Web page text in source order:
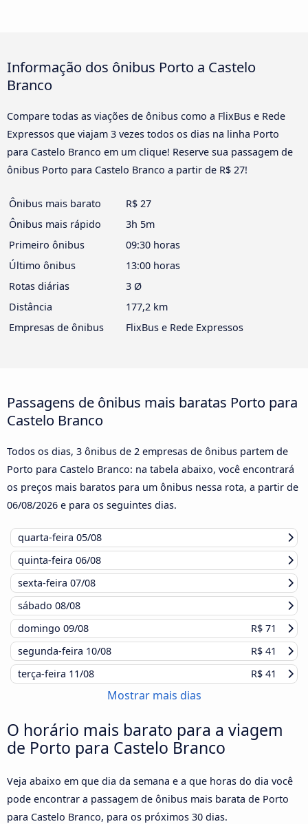
Informação dos ônibus Porto a Castelo
Branco
Compare todas as viações de ônibus como a FlixBus e Rede
Expressos que viajam 3 vezes todos os dias na linha Porto
para Castelo Branco em um clique! Reserve sua passagem de
ônibus Porto para Castelo Branco a partir de R$ 27!
Ônibus mais barato
R$ 27
Ônibus mais rápido
3h 5m
Primeiro ônibus
09:30 horas
Último ônibus
13:00 horas
Rotas diárias
3 Ø
Distância
177,2 km
Empresas de ônibus
FlixBus e Rede Expressos
Passagens de ônibus mais baratas Porto para
Castelo Branco
Todos os dias, 3 ônibus de 2 empresas de ônibus partem de
Porto para Castelo Branco: na tabela abaixo, você encontrará
os preços mais baratos para um ônibus nessa rota, a partir de
06/08/2026 e para os seguintes dias.
quarta-feira 05/08
quinta-feira 06/08
sexta-feira 07/08
sábado 08/08
domingo 09/08
R$ 71
segunda-feira 10/08
R$ 41
terça-feira 11/08 R$ 41
Mostrar mais dias
O horário mais barato para a viagem
de Porto para Castelo Branco
Veja abaixo em que dia da semana e a que horas do dia você
pode encontrar a passagem de ônibus mais barata de Porto
para Castelo Branco, para os próximos 30 dias.